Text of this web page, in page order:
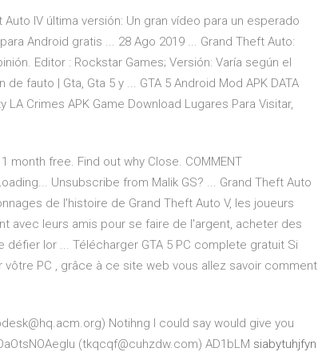
IV última versión: Un gran vídeo para un esperado
Android gratis ... 28 Ago 2019 ... Grand Theft Auto:
Editor : Rockstar Games; Versión: Varía según el
fauto | Gta, Gta 5 y ... GTA 5 Android Mod APK DATA
Crimes APK Game Download Lugares Para Visitar,
month free. Find out why Close. COMMENT
Loading... Unsubscribe from Malik GS? ... Grand Theft Auto
de l'histoire de Grand Theft Auto V, les joueurs
avec leurs amis pour se faire de l'argent, acheter des
lor ... Télécharger GTA 5 PC complete gratuit Si
PC , grâce à ce site web vous allez savoir comment
Notihng I could say would give you
(tkqcqf@cuhzdw.com) AD1bLM siabytuhjfyn